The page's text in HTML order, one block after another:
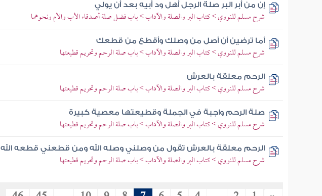
إن من أبر البر صلة الرجل أهل ود أبيه بعد أن يولي
شرح مسلم للنووي > كتاب البر والصلة والآداب > باب فضل صلة أصدقاء الأب والأم ونحوهما
أما ترضين أن أصل من وصلك وأقطع من قطعك
شرح مسلم للنووي > كتاب البر والصلة والآداب > باب صلة الرحم وتحريم قطيعتها
الرحم معلقة بالعرش
شرح مسلم للنووي > كتاب البر والصلة والآداب > باب صلة الرحم وتحريم قطيعتها
صلة الرحم واجبة في الجملة وقطيعتها معصية كبيرة
شرح مسلم للنووي > كتاب البر والصلة والآداب > باب صلة الرحم وتحريم قطيعتها
الرحم معلقة بالعرش تقول من وصلني وصله الله ومن قطعني قطعه الله
شرح مسلم للنووي > كتاب البر والصلة والآداب > باب صلة الرحم وتحريم قطيعتها